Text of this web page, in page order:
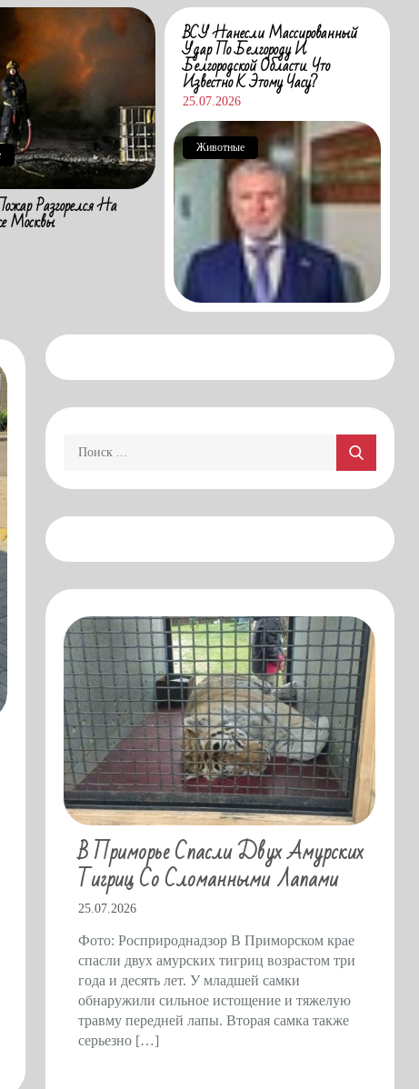
Разгорелся На
Москвы
ВСУ Нанесли Массированный
Удар По Белгороду И
Белгородской Области. Что
Известно К Этому Часу?
25.07.2026
Животные
В Приморье Спасли Двух Амурских
Тигриц Со Сломанными Лапами
25.07.2026
Фото: Росприроднадзор В Приморском крае
спасли двух амурских тигриц возрастом три
года и десять лет. У младшей самки
обнаружили сильное истощение и тяжелую
травму передней лапы. Вторая самка также
серьезно […]